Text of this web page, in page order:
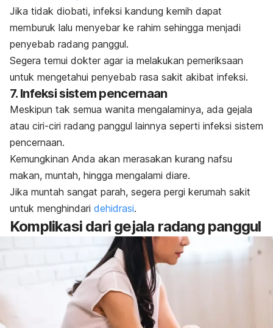
Jika tidak diobati, infeksi kandung kemih dapat
memburuk lalu menyebar ke rahim sehingga menjadi
penyebab radang panggul.
Segera temui dokter agar ia melakukan pemeriksaan
untuk mengetahui penyebab rasa sakit akibat infeksi.
7. Infeksi sistem pencernaan
Meskipun tak semua wanita mengalaminya, ada gejala
atau ciri-ciri radang panggul lainnya seperti infeksi sistem
pencernaan.
Kemungkinan Anda akan merasakan kurang nafsu
makan, muntah, hingga mengalami diare.
Jika muntah sangat parah, segera pergi kerumah sakit
untuk menghindari dehidrasi.
Komplikasi dari gejala radang panggul